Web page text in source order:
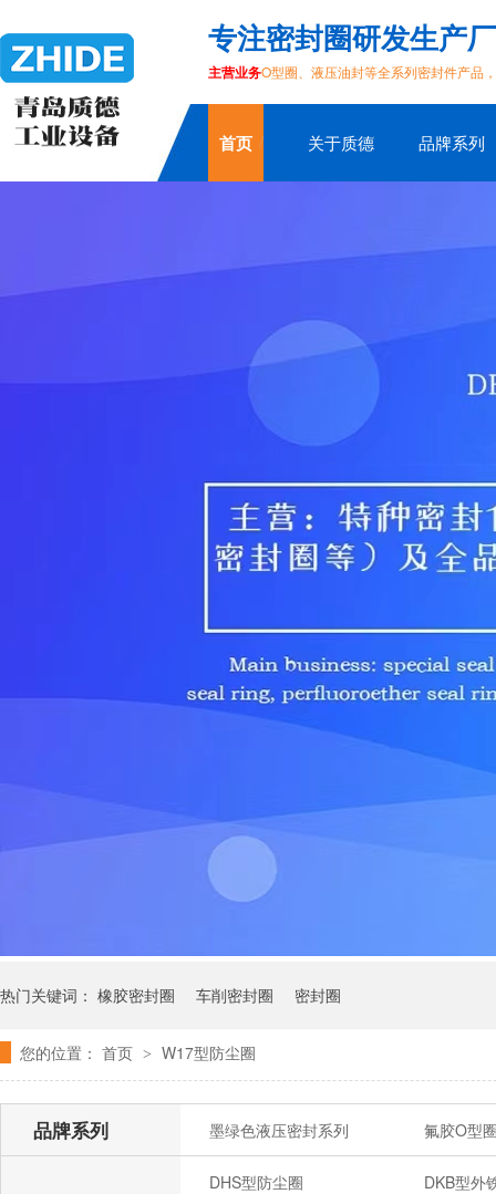
专注密封圈研发生产
主营业务O型圈、液压油封等全系列密封件产品
首页 关于质德 品牌系列
热门关键词： 橡胶密封圈 车削密封圈 密封圈
您的位置： 首页 > W17型防尘圈
品牌系列 墨绿色液压密封系列 氟胶O型
DHS型防尘圈
DKB型外